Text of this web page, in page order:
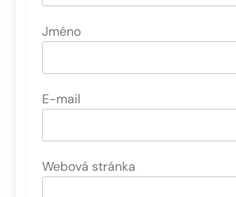
Jméno
E-mail
Webová stránka